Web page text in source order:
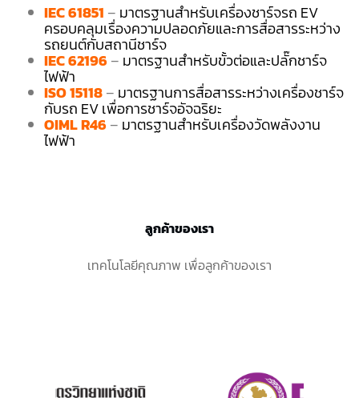
IEC 61851 – มาตรฐานสำหรับเครื่องชาร์จรถ EV
ครอบคลุมเรื่องความปลอดภัยและการสื่อสารระหว่าง
รถยนต์กับสถานีชาร์จ
IEC 62196– มาตรฐานสำหรับขั้วต่อและปลั๊กชาร์จ
ไฟฟ้า
ISO 15118– มาตรฐานการสื่อสารระหว่างเครื่องชาร์จ
กับรถ EV เพื่อการชาร์จอัจฉริยะ
OIML R46– มาตรฐานสำหรับเครื่องวัดพลังงาน
ไฟฟ้า
ลูกค้าของเรา
เทคโนโลยีคุณภาพ เพื่อลูกค้าของเรา